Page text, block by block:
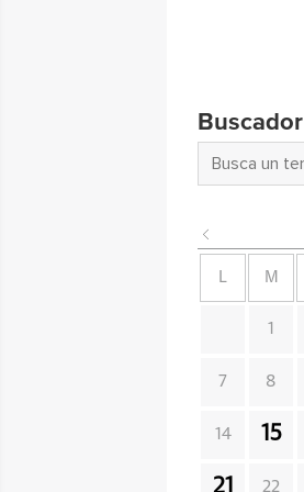
Buscador
L M
1
7 8
14 15
21 22